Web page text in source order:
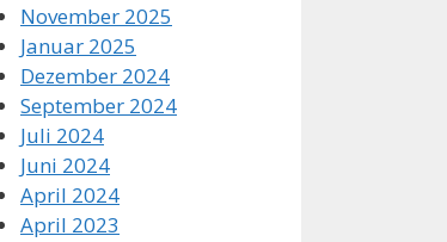
November 2025
Januar 2025
Dezember 2024
September 2024
Juli 2024
Juni 2024
April 2024
April 2023